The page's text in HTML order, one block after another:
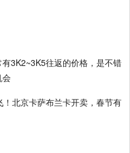
3K2~3K5往返的价格，是不错
会